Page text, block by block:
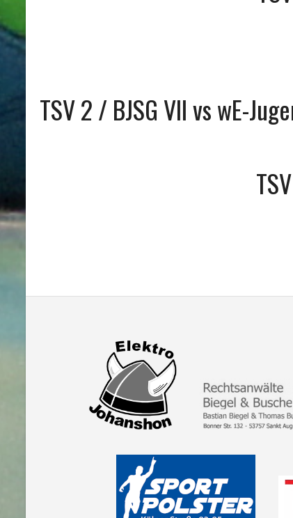
TSV 2 / BJSG VII vs wE-